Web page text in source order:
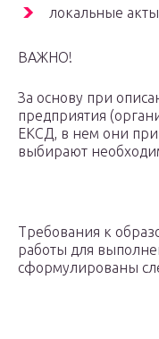
локальные
ВАЖНО!
За основу при
предприятия
ЕКСД, в нем они
выбирают
Требования к
работы для
сформулированы